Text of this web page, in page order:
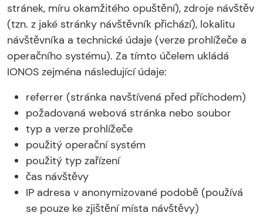
stránek, míru okamžitého opuštění), zdroje návštěv
(tzn. z jaké stránky návštěvník přichází), lokalitu
návštěvníka a technické údaje (verze prohlížeče a
operačního systému). Za tímto účelem ukládá
IONOS zejména následující údaje:
referrer (stránka navštívená před příchodem)
požadovaná webová stránka nebo soubor
typ a verze prohlížeče
použitý operační systém
použitý typ zařízení
čas návštěvy
IP adresa v anonymizované podobě (používá
se pouze ke zjištění místa návštěvy)